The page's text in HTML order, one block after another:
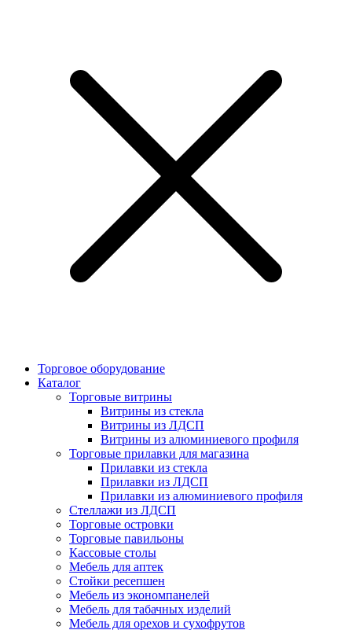
Торговое оборудование
Каталог
Торговые витрины
Витрины из cтекла
Витрины из ЛДСП
Витрины из алюминиевого профиля
Торговые прилавки для магазина
Прилавки из стекла
Прилавки из ЛДСП
Прилавки из алюминиевого профиля
Стеллажи из ЛДСП
Торговые островки
Торговые павильоны
Кассовые столы
Мебель для аптек
Стойки ресепшен
Мебель из экономпанелей
Мебель для табачных изделий
Мебель для орехов и сухофрутов